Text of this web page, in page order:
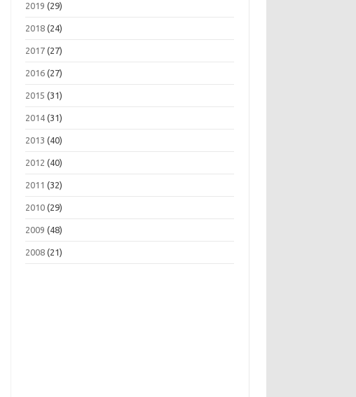
2019 (29)
2018 (24)
2017 (27)
2016 (27)
2015 (31)
2014 (31)
2013 (40)
2012 (40)
2011 (32)
2010 (29)
2009 (48)
2008 (21)